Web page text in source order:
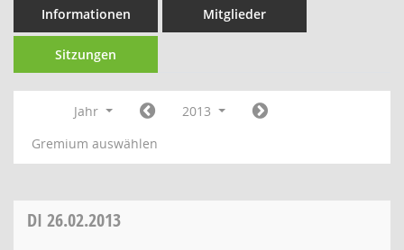
Informationen Mitglieder
Sitzungen
Jahr
2013
Gremium auswählen
DI 26.02.2013